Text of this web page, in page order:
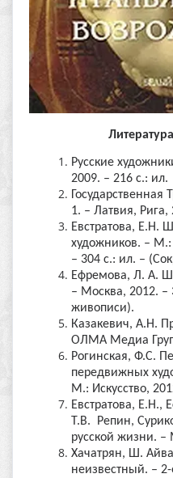
Русские
2009. – 216 с.: ил.
Государственная
1. – Латвия,
Евстратова, Е.Н.
художников. –
– 304 с.: ил. –
Ефремова, Л. А.
– Москва, 2012. –
живописи).
Казакевич, А.Н.
ОЛМА Медиа
Рогинская, Ф.С.
передвижных
М.: Искусство,
Евстратова, Е.Н.,
Т.В. Репин,
русской жизни. –
Хачатрян, Ш.
неизвестный. –